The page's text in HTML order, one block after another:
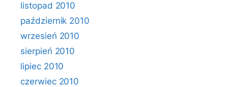
listopad 2010
październik 2010
wrzesień 2010
sierpień 2010
lipiec 2010
czerwiec 2010